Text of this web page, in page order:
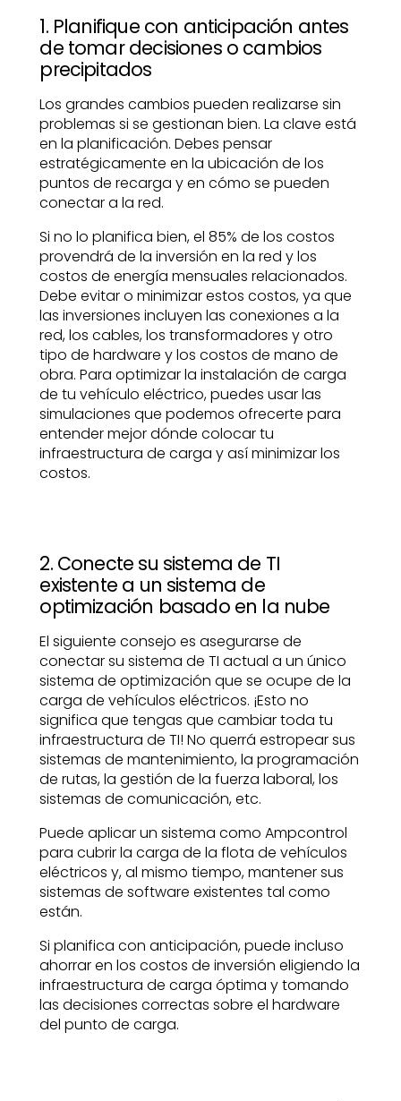
1. Planifique con anticipación antes
de tomar decisiones o cambios
precipitados
Los grandes cambios pueden realizarse sin
problemas si se gestionan bien. La clave está
en la planificación. Debes pensar
estratégicamente en la ubicación de los
puntos de recarga y en cómo se pueden
conectar a la red.
Si no lo planifica bien, el 85% de los costos
provendrá de la inversión en la red y los
costos de energía mensuales relacionados.
Debe evitar o minimizar estos costos, ya que
las inversiones incluyen las conexiones a la
red, los cables, los transformadores y otro
tipo de hardware y los costos de mano de
obra. Para optimizar la instalación de carga
de tu vehículo eléctrico, puedes usar las
simulaciones que podemos ofrecerte para
entender mejor dónde colocar tu
infraestructura de carga y así minimizar los
costos.
2. Conecte su sistema de TI
existente a un sistema de
optimización basado en la nube
El siguiente consejo es asegurarse de
conectar su sistema de TI actual a un único
sistema de optimización que se ocupe de la
carga de vehículos eléctricos. ¡Esto no
significa que tengas que cambiar toda tu
infraestructura de TI! No querrá estropear sus
sistemas de mantenimiento, la programación
de rutas, la gestión de la fuerza laboral, los
sistemas de comunicación, etc.
Puede aplicar un sistema como Ampcontrol
para cubrir la carga de la flota de vehículos
eléctricos y, al mismo tiempo, mantener sus
sistemas de software existentes tal como
están.
Si planifica con anticipación, puede incluso
ahorrar en los costos de inversión eligiendo la
infraestructura de carga óptima y tomando
las decisiones correctas sobre el hardware
del punto de carga.